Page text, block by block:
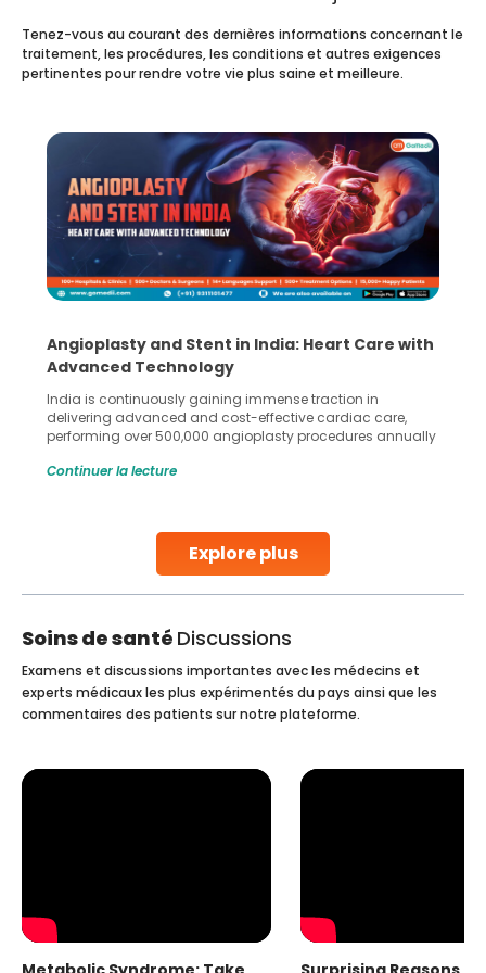
Explore plus
Tenez-vous au courant des dernières informations concernant le
traitement, les procédures, les conditions et autres exigences
pertinentes pour rendre votre vie plus saine et meilleure.
Angioplasty and Stent in India: Heart Care with
Advanced Technology
India is continuously gaining immense traction in
delivering advanced and cost-effective cardiac care,
performing over 500,000 angioplasty procedures annually
globe are searching for treatments like angioplasty and
Studies, such as one published
Continuer la lecture
Soins de santé Discussions
Examens et discussions importantes avec les médecins et
experts médicaux les plus expérimentés du pays ainsi que les
commentaires des patients sur notre plateforme.